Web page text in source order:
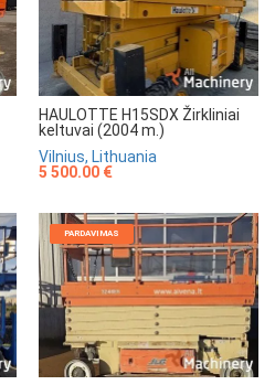
HAULOTTE H15SDX Žirkliniai
keltuvai (2004 m.)
Vilnius, Lithuania
5 500.00 €
PARDAVIMAS